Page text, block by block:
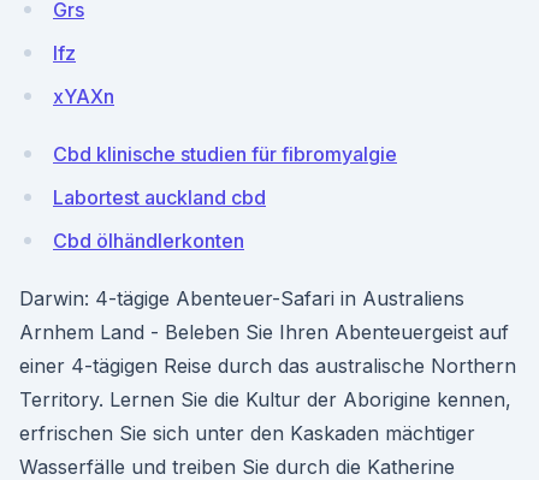
Grs
lfz
xYAXn
Cbd klinische studien für fibromyalgie
Labortest auckland cbd
Cbd ölhändlerkonten
Darwin: 4-tägige Abenteuer-Safari in Australiens
Arnhem Land - Beleben Sie Ihren Abenteuergeist auf
einer 4-tägigen Reise durch das australische Northern
Territory. Lernen Sie die Kultur der Aborigine kennen,
erfrischen Sie sich unter den Kaskaden mächtiger
Wasserfälle und treiben Sie durch die Katherine